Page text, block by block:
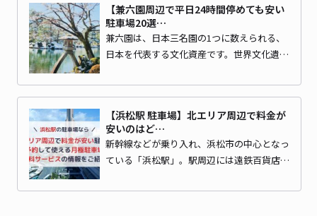
【兼六園周辺で平日24時間停めても安い
駐車場20選…
兼六園は、日本三名園の1つに数えられる、
日本を代表する文化資産です。世界文化遺…
【浜松駅 駐車場】北エリア周辺で料金が
安いのはど…
新幹線などが乗り入れ、浜松市の中心となっ
ている「浜松駅」。駅周辺には遠鉄百貨店…